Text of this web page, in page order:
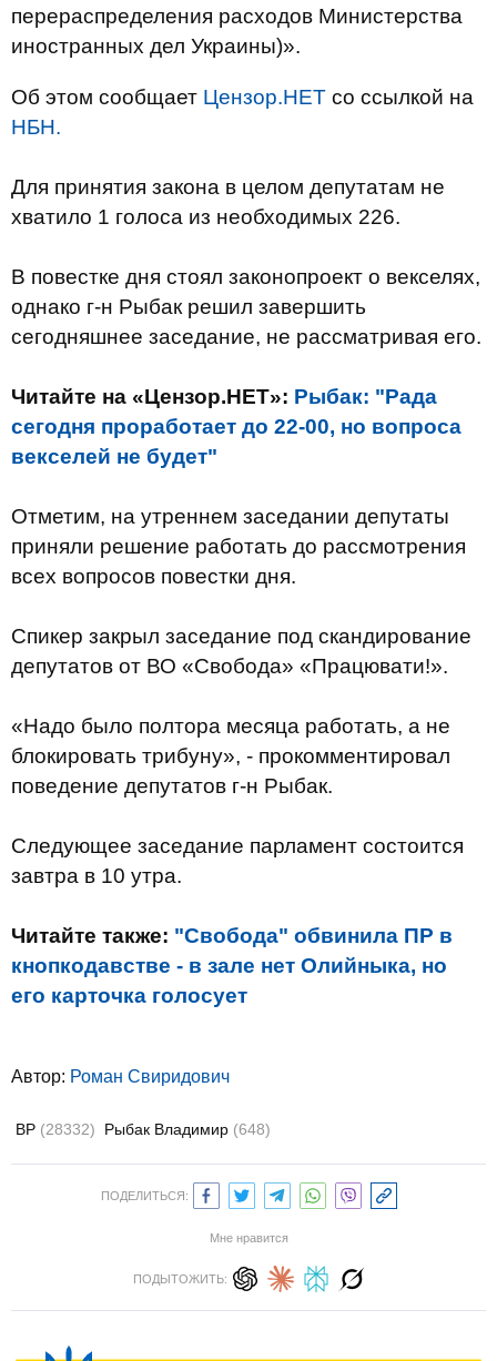
перераспределения расходов Министерства
иностранных дел Украины)».
Об этом сообщает Цензор.НЕТ со ссылкой на
НБН.
Для принятия закона в целом депутатам не
хватило 1 голоса из необходимых 226.
В повестке дня стоял законопроект о векселях,
однако г-н Рыбак решил завершить
сегодняшнее заседание, не рассматривая его.
Читайте на «Цензор.НЕТ»: Рыбак: "Рада
сегодня проработает до 22-00, но вопроса
векселей не будет"
Отметим, на утреннем заседании депутаты
приняли решение работать до рассмотрения
всех вопросов повестки дня.
Спикер закрыл заседание под скандирование
депутатов от ВО «Свобода» «Працювати!».
«Надо было полтора месяца работать, а не
блокировать трибуну», - прокомментировал
поведение депутатов г-н Рыбак.
Следующее заседание парламент состоится
завтра в 10 утра.
Читайте также: "Свобода" обвинила ПР в
кнопкодавстве - в зале нет Олийныка, но
его карточка голосует
Автор: Роман Свиридович
ВР (28332) Рыбак Владимир (648)
ПОДЕЛИТЬСЯ:
Мне нравится
ПОДЫТОЖИТЬ: